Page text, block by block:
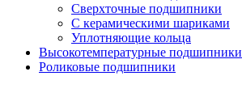
Сверхточные подшипники
С керамическими шариками
Уплотняющие кольца
Высокотемпературные подшипники
Роликовые подшипники